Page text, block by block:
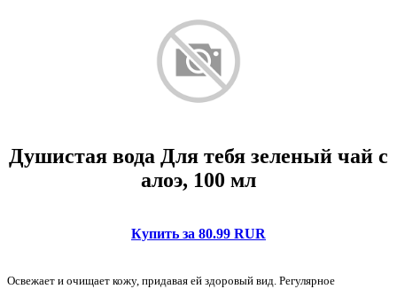
Душистая вода Для тебя зеленый чай с
алоэ, 100 мл
Купить за 80.99 RUR
Освежает и очищает кожу, придавая ей здоровый вид. Регулярное